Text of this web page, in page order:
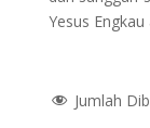
Yesus Engkau
Jumlah